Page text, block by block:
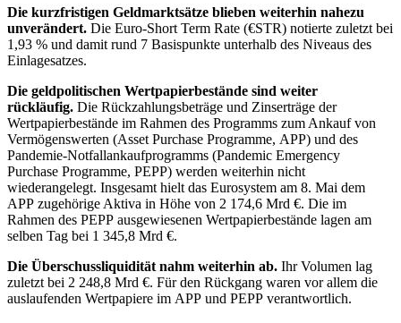
Die kurzfristigen Geldmarktsätze blieben weiterhin nahezu
unverändert. Die Euro-Short Term Rate (€STR) notierte zuletzt bei
1,93 % und damit rund 7 Basispunkte unterhalb des Niveaus des
Einlagesatzes.
Die geldpolitischen Wertpapierbestände sind weiter
rückläufig. Die Rückzahlungsbeträge und Zinserträge der
Wertpapierbestände im Rahmen des Programms zum Ankauf von
Vermögenswerten (Asset Purchase Programme, APP) und des
Pandemie-Notfallankaufprogramms (Pandemic Emergency
Purchase Programme, PEPP) werden weiterhin nicht
wiederangelegt. Insgesamt hielt das Eurosystem am 8. Mai dem
APP zugehörige Aktiva in Höhe von 2 174,6 Mrd €. Die im
Rahmen des PEPP ausgewiesenen Wertpapierbestände lagen am
selben Tag bei 1 345,8 Mrd €.
Die Überschussliquidität nahm weiterhin ab. Ihr Volumen lag
zuletzt bei 2 248,8 Mrd €. Für den Rückgang waren vor allem die
auslaufenden Wertpapiere im APP und PEPP verantwortlich.